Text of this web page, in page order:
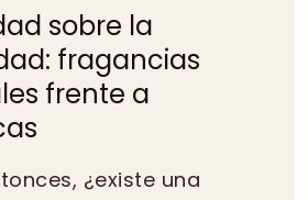
sobre la
fragancias
frente a
¿existe una